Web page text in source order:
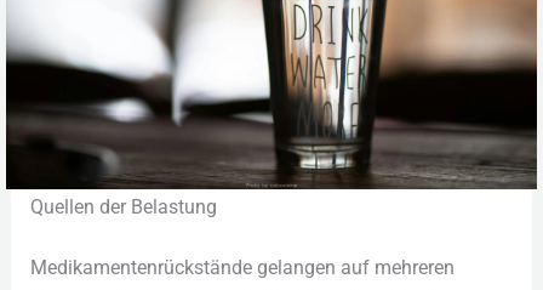
Que︇llen der︇ Bel︇astung
Med︇ikamentenrückstände gel︇angen auf︇ meh︇reren